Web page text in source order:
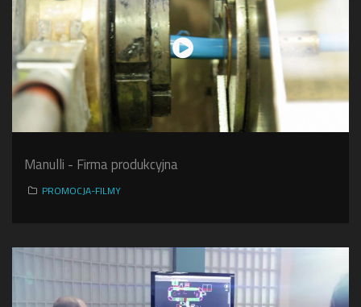
Manulli - Firma produkcyjna
PROMOCJA-FILMY